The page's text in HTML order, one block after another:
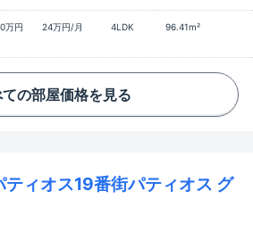
万円 24万円/月 4LDK
96.41m²
の部屋価格を見る
ィオス19番街パティオス グ